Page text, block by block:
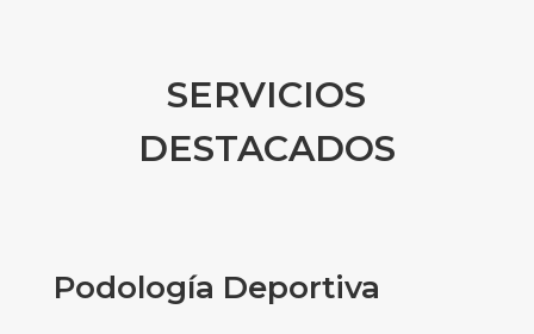
SERVICIOS
DESTACADOS
Podología Deportiva